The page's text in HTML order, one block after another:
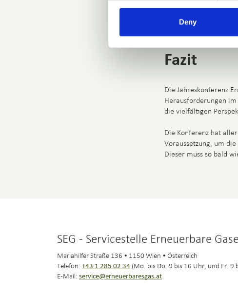
Deny
+ Renewable Gas
Fazit
Die Jahreskonferenz
Herausforderungen
die vielfältigen
Die Konferenz hat
Voraussetzung, um
Dieser muss so bald
SEG - Servicestelle Erneuerbare Gase
Mariahilfer Straße 136 • 1150 Wien • Österreich
Telefon: +43 1 285 02 34 (Mo. bis Do. 9 bis 16 Uhr, und Fr. 9
E-Mail: service@erneuerbaresgas.at